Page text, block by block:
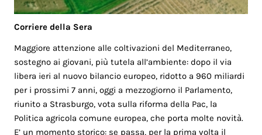
Corriere della Sera
Maggiore attenzione alle coltivazioni del Mediterraneo,
sostegno ai giovani, più tutela all’ambiente: dopo il via
libera ieri al nuovo bilancio europeo, ridotto a 960 miliardi
per i prossimi 7 anni, oggi a mezzogiorno il Parlamento,
riunito a Strasburgo, vota sulla riforma della Pac, la
Politica agricola comune europea, che porta molte novità.
E’ un momento storico: se passa, per la prima volta il